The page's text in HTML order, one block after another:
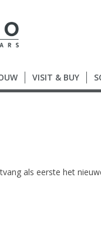
VISIT & BUY
als eerste het